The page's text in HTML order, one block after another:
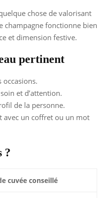
chose de valorisant
champagne fonctionne bien
et dimension festive.
pertinent
occasions.
et d’attention.
de la personne.
avec un coffret ou un mot
?
cuvée conseillé